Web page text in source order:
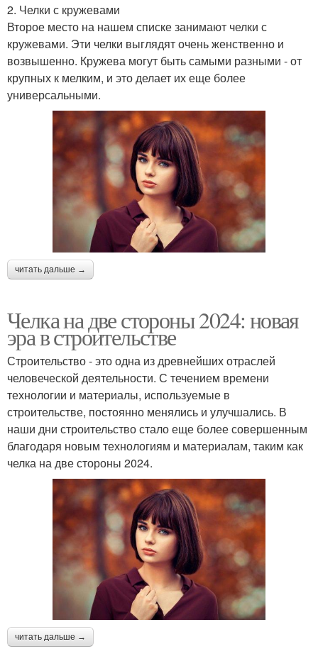
2. Челки с кружевами
Второе место на нашем списке занимают челки с
кружевами. Эти челки выглядят очень женственно и
возвышенно. Кружева могут быть самыми разными - от
крупных к мелким, и это делает их еще более
универсальными.
читать дальше →
Челка на две стороны 2024: новая
эра в строительстве
Строительство - это одна из древнейших отраслей
человеческой деятельности. С течением времени
технологии и материалы, используемые в
строительстве, постоянно менялись и улучшались. В
наши дни строительство стало еще более совершенным
благодаря новым технологиям и материалам, таким как
челка на две стороны 2024.
читать дальше →